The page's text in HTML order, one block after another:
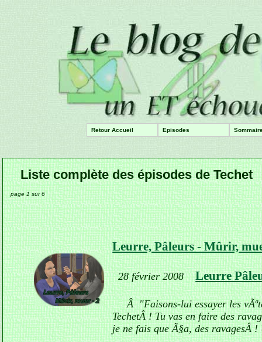
Retour Accueil Episodes
Liste complète des épisodes de Techet
page 1 sur 6
Leurre, Pâleurs - Mûrir,
28 février 2008 Leurre
Â "Faisons-lui essayer les
TechetÂ ! Tu vas en faire des
je ne fais que Ã§a, des ravagesÂ